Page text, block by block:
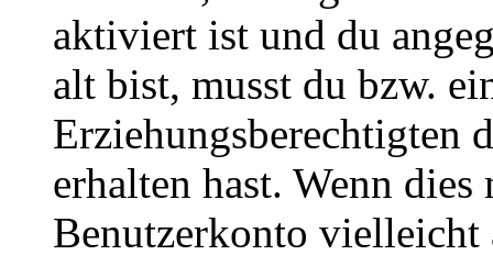
aktiviert ist und du
alt bist, musst du bzw.
Erziehungsberechtigten
erhalten hast. Wenn
Benutzerkonto